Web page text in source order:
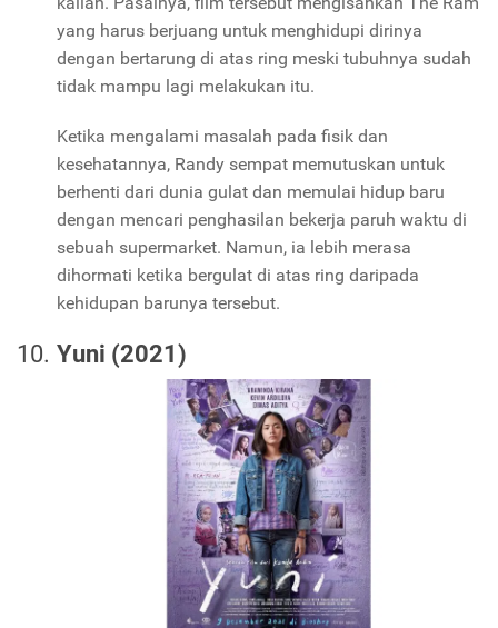
yang harus berjuang untuk menghidupi dirinya
dengan bertarung di atas ring meski tubuhnya sudah
tidak mampu lagi melakukan itu.
Ketika mengalami masalah pada fisik dan
kesehatannya, Randy sempat memutuskan untuk
berhenti dari dunia gulat dan memulai hidup baru
dengan mencari penghasilan bekerja paruh waktu di
sebuah supermarket. Namun, ia lebih merasa
dihormati ketika bergulat di atas ring daripada
kehidupan barunya tersebut.
Yuni (2021)